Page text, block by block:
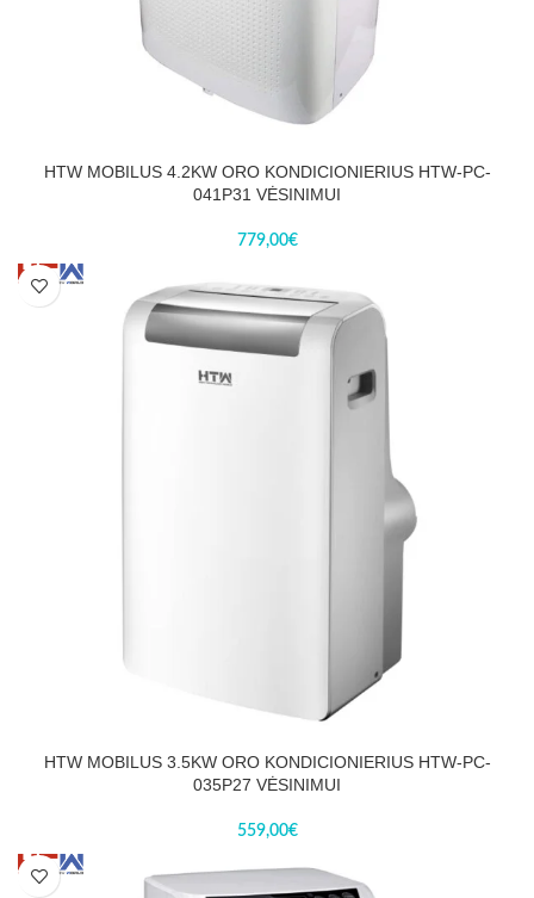
HTW MOBILUS 4.2KW ORO KONDICIONIERIUS HTW-PC-
041P31 VĖSINIMUI
779,00€
HTW MOBILUS 3.5KW ORO KONDICIONIERIUS HTW-PC-
035P27 VĖSINIMUI
559,00€